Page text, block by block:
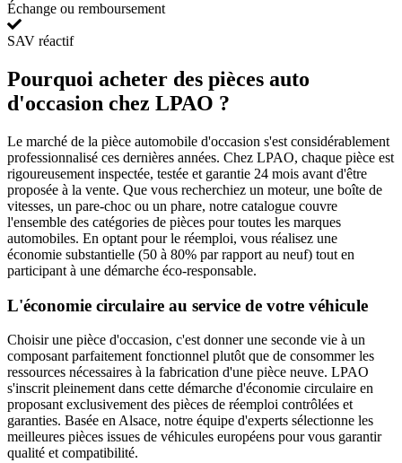
Échange ou remboursement
SAV réactif
Pourquoi acheter des pièces auto
d'occasion chez LPAO ?
Le marché de la pièce automobile d'occasion s'est considérablement
professionnalisé ces dernières années. Chez LPAO, chaque pièce est
rigoureusement inspectée, testée et garantie 24 mois avant d'être
proposée à la vente. Que vous recherchiez un moteur, une boîte de
vitesses, un pare-choc ou un phare, notre catalogue couvre
l'ensemble des catégories de pièces pour toutes les marques
automobiles. En optant pour le réemploi, vous réalisez une
économie substantielle (50 à 80% par rapport au neuf) tout en
participant à une démarche éco-responsable.
L'économie circulaire au service de votre véhicule
Choisir une pièce d'occasion, c'est donner une seconde vie à un
composant parfaitement fonctionnel plutôt que de consommer les
ressources nécessaires à la fabrication d'une pièce neuve. LPAO
s'inscrit pleinement dans cette démarche d'économie circulaire en
proposant exclusivement des pièces de réemploi contrôlées et
garanties. Basée en Alsace, notre équipe d'experts sélectionne les
meilleures pièces issues de véhicules européens pour vous garantir
qualité et compatibilité.